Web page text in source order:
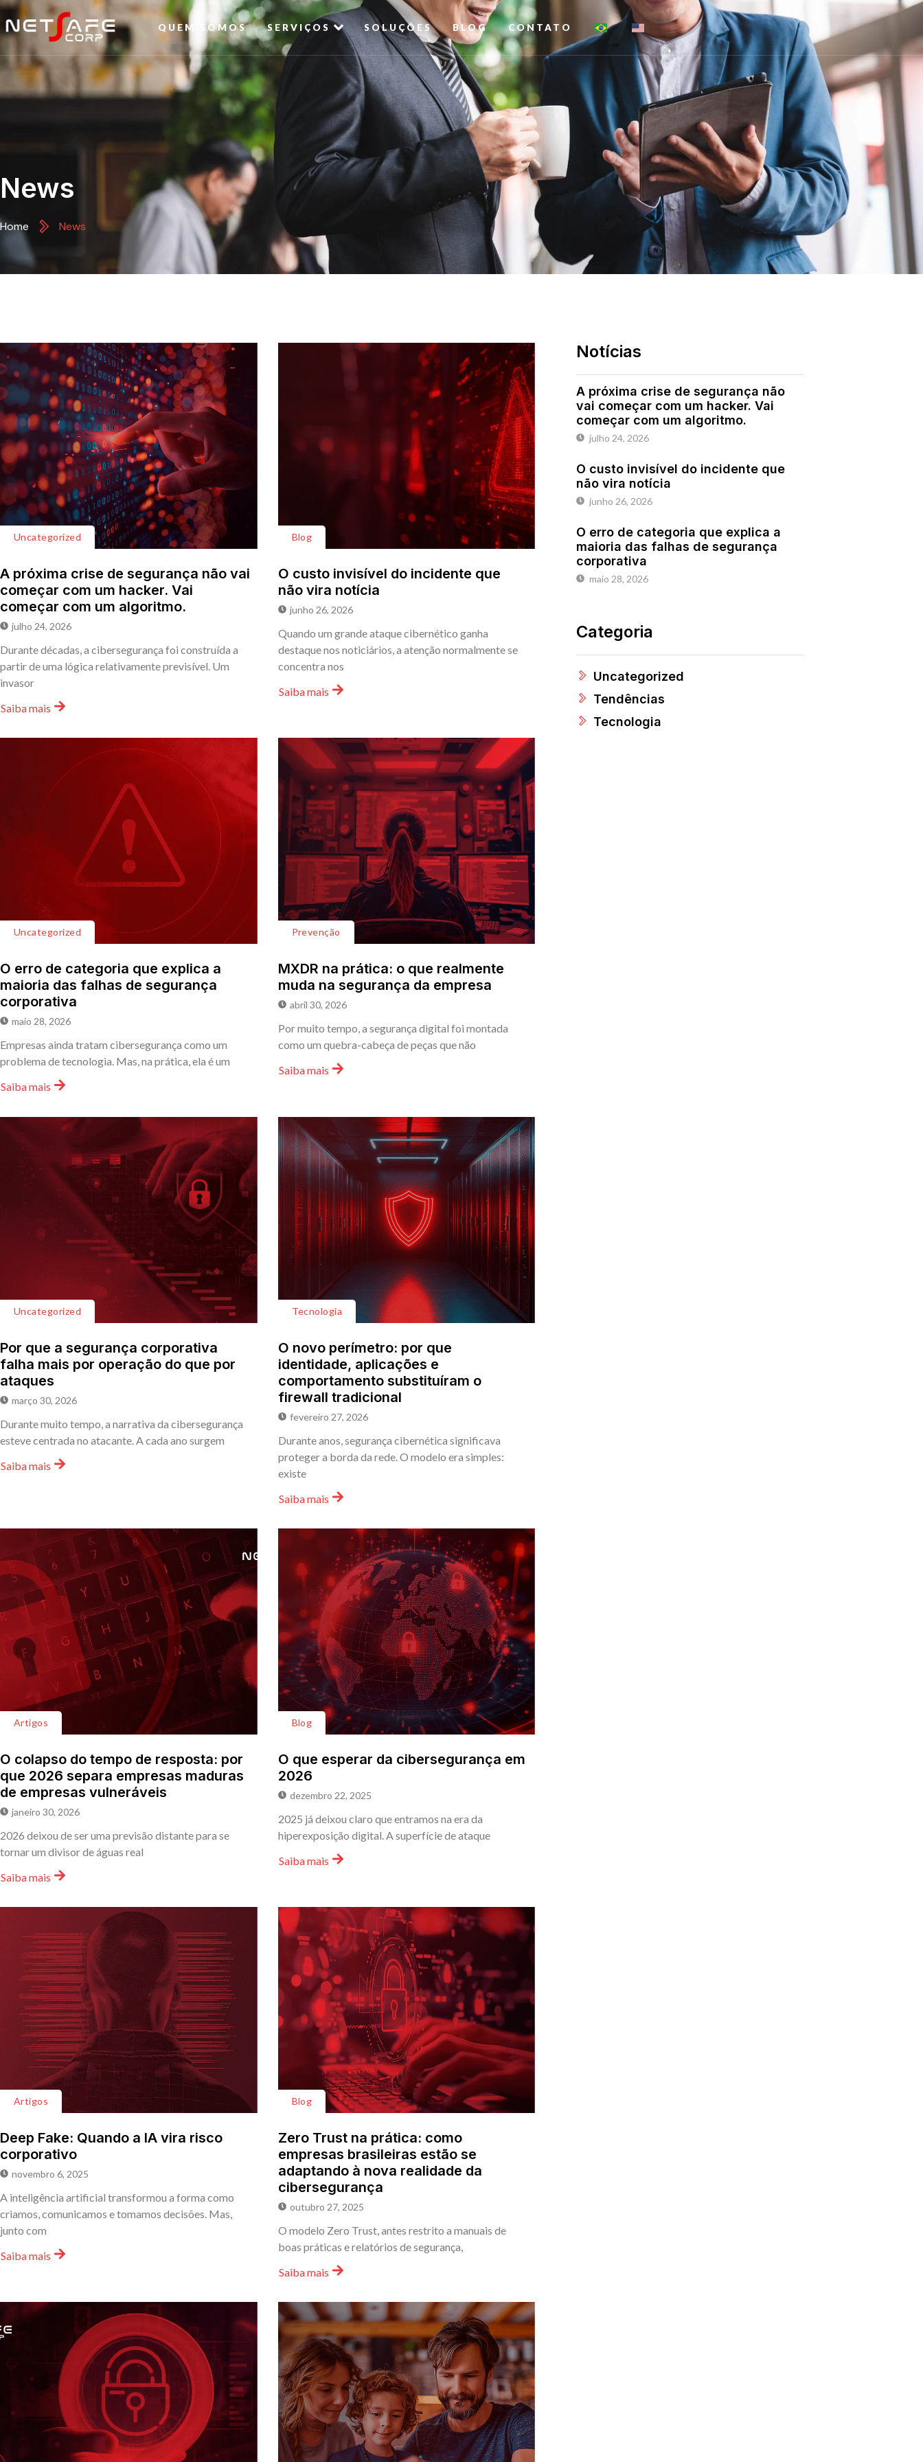
QUEM SOMOS SERVIÇOS SOLUÇÕES BLOG CONTATO
News
Home News
Uncategorized
A próxima crise de segurança não vai
começar com um hacker. Vai
começar com um algoritmo.
julho 24, 2026
Durante décadas, a cibersegurança foi construída a
partir de uma lógica relativamente previsível. Um
invasor
Saiba mais
Blog
O custo invisível do incidente que
não vira notícia
junho 26, 2026
Quando um grande ataque cibernético ganha
destaque nos noticiários, a atenção normalmente se
concentra nos
Saiba mais
Uncategorized
O erro de categoria que explica a
maioria das falhas de segurança
corporativa
maio 28, 2026
Empresas ainda tratam cibersegurança como um
problema de tecnologia. Mas, na prática, ela é um
Saiba mais
Prevenção
MXDR na prática: o que realmente
muda na segurança da empresa
abril 30, 2026
Por muito tempo, a segurança digital foi montada
como um quebra-cabeça de peças que não
Saiba mais
Uncategorized
Por que a segurança corporativa
falha mais por operação do que por
ataques
março 30, 2026
Durante muito tempo, a narrativa da cibersegurança
esteve centrada no atacante. A cada ano surgem
Saiba mais
Tecnologia
O novo perímetro: por que
identidade, aplicações e
comportamento substituíram o
firewall tradicional
fevereiro 27, 2026
Durante anos, segurança cibernética significava
proteger a borda da rede. O modelo era simples:
existe
Saiba mais
Artigos
O colapso do tempo de resposta: por
que 2026 separa empresas maduras
de empresas vulneráveis
janeiro 30, 2026
2026 deixou de ser uma previsão distante para se
tornar um divisor de águas real
Saiba mais
Blog
O que esperar da cibersegurança em
2026
dezembro 22, 2025
2025 já deixou claro que entramos na era da
hiperexposição digital. A superfície de ataque
Saiba mais
Artigos
Deep Fake: Quando a IA vira risco
corporativo
novembro 6, 2025
A inteligência artificial transformou a forma como
criamos, comunicamos e tomamos decisões. Mas,
junto com
Saiba mais
Blog
Zero Trust na prática: como
empresas brasileiras estão se
adaptando à nova realidade da
cibersegurança
outubro 27, 2025
O modelo Zero Trust, antes restrito a manuais de
boas práticas e relatórios de segurança,
Saiba mais
Notícias
A próxima crise de segurança não
vai começar com um hacker. Vai
começar com um algoritmo.
julho 24, 2026
O custo invisível do incidente que
não vira notícia
junho 26, 2026
O erro de categoria que explica a
maioria das falhas de segurança
corporativa
maio 28, 2026
Categoria
Uncategorized
Tendências
Tecnologia